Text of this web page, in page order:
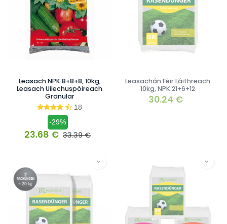
Leasach NPK 8+8+8, 10kg,
Leasach Uilechuspóireach
Granular
18
-29%
23.68 € 33.39€
Leasachán Féir Láithreach
10kg, NPK 21+6+12
30.24 €